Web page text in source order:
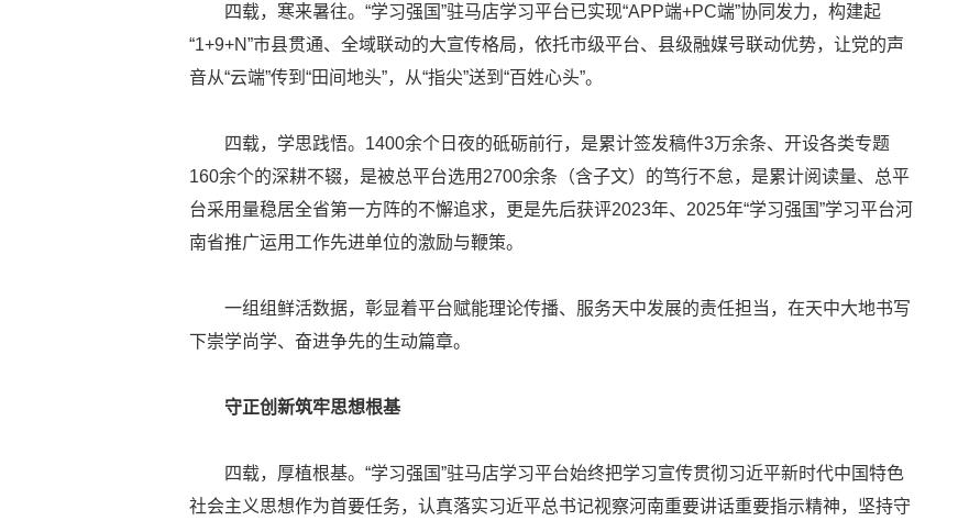
四载，寒来暑往。“学习强国”驻马店学习平台已实现“APP端+PC端”协同发力，构建起
“1+9+N”市县贯通、全域联动的大宣传格局，依托市级平台、县级融媒号联动优势，让党的声
音从“云端”传到“田间地头”，从“指尖”送到“百姓心头”。
四载，学思践悟。1400余个日夜的砥砺前行，是累计签发稿件3万余条、开设各类专题
160余个的深耕不辍，是被总平台选用2700余条（含子文）的笃行不怠，是累计阅读量、总平
台采用量稳居全省第一方阵的不懈追求，更是先后获评2023年、2025年“学习强国”学习平台河
南省推广运用工作先进单位的激励与鞭策。
一组组鲜活数据，彰显着平台赋能理论传播、服务天中发展的责任担当，在天中大地书写
下崇学尚学、奋进争先的生动篇章。
守正创新筑牢思想根基
四载，厚植根基。“学习强国”驻马店学习平台始终把学习宣传贯彻习近平新时代中国特色
社会主义思想作为首要任务，认真落实习近平总书记视察河南重要讲话重要指示精神，坚持守